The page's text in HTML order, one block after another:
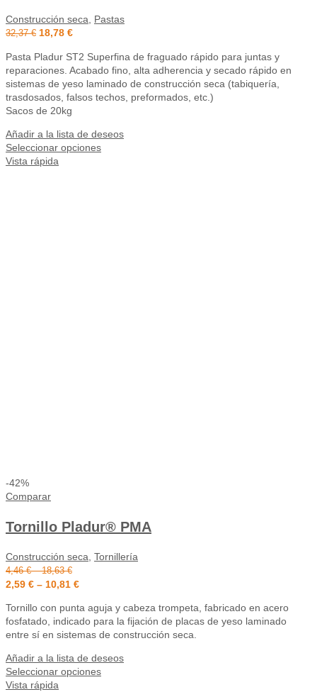
Construcción seca Pastas
32,37€ 18,78 €
Pasta Pladur ST2 Superfina de fraguado rápido para juntas y
reparaciones. Acabado fino, alta adherencia y secado rápido en
sistemas de yeso laminado de construcción seca (tabiquería,
trasdosados, falsos techos, preformados, etc.)
Sacos de 20kg
Añadir a la lista de deseos
Seleccionar opciones
Vista rápida
-42%
Comparar
Tornillo Pladur® PMA
Construcción seca Tornillería
4,46€–18,63€
2,59 € – 10,81 €
Tornillo con punta aguja y cabeza trompeta, fabricado en acero
fosfatado, indicado para la fijación de placas de yeso laminado
entre sí en sistemas de construcción seca.
Añadir a la lista de deseos
Seleccionar opciones
Vista rápida